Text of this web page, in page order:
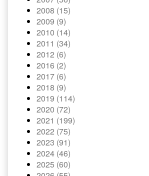
2008 (15)
2009 (9)
2010 (14)
2011 (34)
2012 (6)
2016 (2)
2017 (6)
2018 (9)
2019 (114)
2020 (72)
2021 (199)
2022 (75)
2023 (91)
2024 (46)
2025 (60)